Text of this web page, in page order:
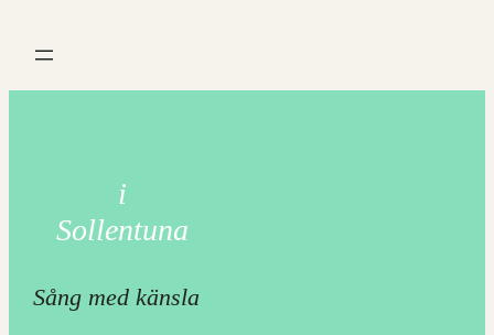
i
Sollentuna
Sång med känsla